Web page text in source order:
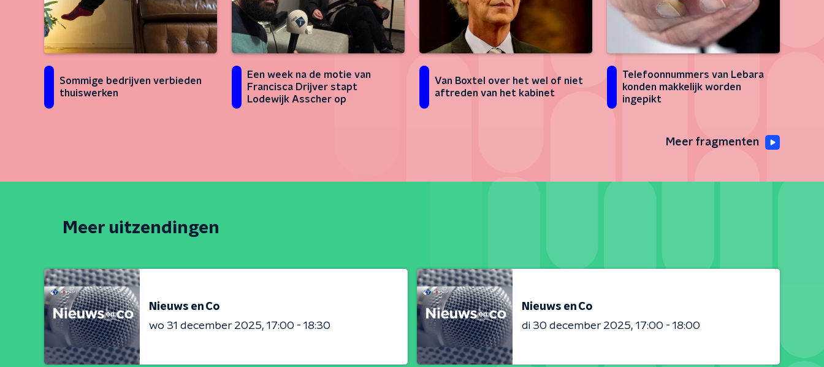
Sommige bedrijven verbieden
thuiswerken
Een week na de motie van
Francisca Drijver stapt
Lodewijk Asscher op
Van Boxtel over het wel of niet
aftreden van het kabinet
Telefoonnummers van Lebara
konden makkelijk worden
ingepikt
Meer fragmenten
Meer uitzendingen
Nieuws en Co
wo 31 december 2025 17:00 - 18:30
Nieuws en Co
di 30 december 2025 17:00 - 18:00